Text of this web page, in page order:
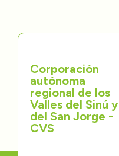
Participa
Trámites y Servicios
Contáctenos
Corporación
autónoma
regional de los
Valles del Sinú y
del San Jorge -
CVS